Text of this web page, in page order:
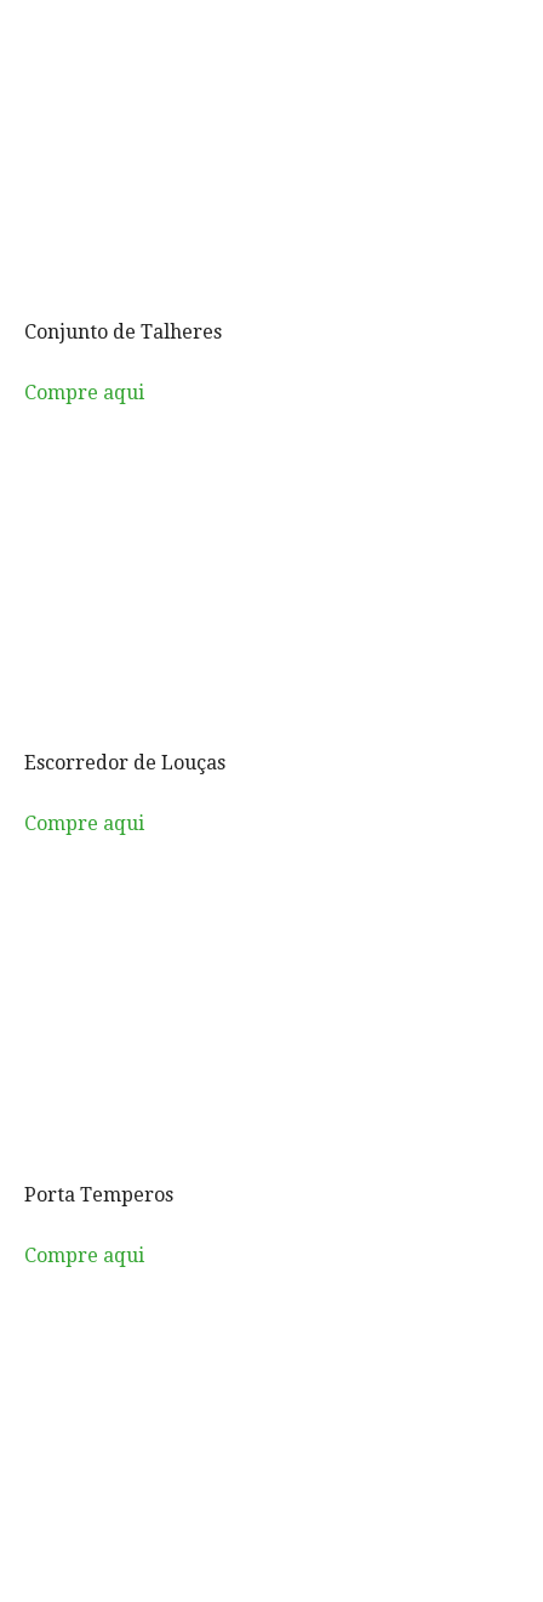
Conjunto de Talheres
Compre aqui
Escorredor de Louças
Compre aqui
Porta Temperos
Compre aqui